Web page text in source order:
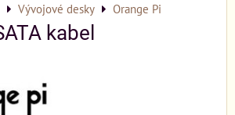
Vývojové desky Orange Pi
kabel